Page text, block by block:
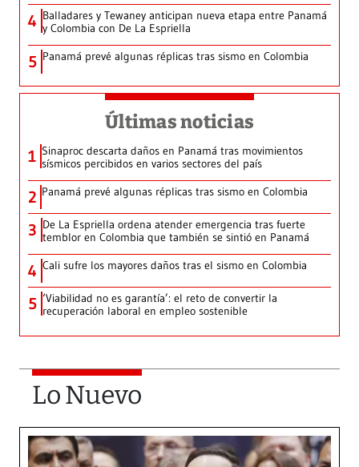
4 Balladares y Tewaney anticipan nueva etapa entre Panamá
y Colombia con De La Espriella
5 Panamá prevé algunas réplicas tras sismo en Colombia
Últimas noticias
1 Sinaproc descarta daños en Panamá tras movimientos
sísmicos percibidos en varios sectores del país
2 Panamá prevé algunas réplicas tras sismo en Colombia
3 De La Espriella ordena atender emergencia tras fuerte
temblor en Colombia que también se sintió en Panamá
4 Cali sufre los mayores daños tras el sismo en Colombia
5 ‘Viabilidad no es garantía’: el reto de convertir la
recuperación laboral en empleo sostenible
Lo Nuevo